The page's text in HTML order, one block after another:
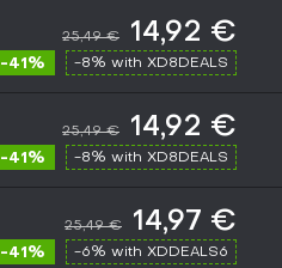
25,49 € 14,92 €
-41% -8% with XD8DEALS
25,49 € 14,92 €
-41% -8% with XD8DEALS
25,49 € 14,97 €
-41% -6% with XDDEALS6